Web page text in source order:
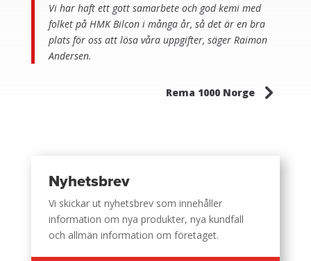
Vi har haft ett gott samarbete och god kemi med
folket på HMK Bilcon i många år, så det är en bra
plats för oss att lösa våra uppgifter, säger Raimon
Andersen.
Rema 1000 Norge 5
Nyhetsbrev
Vi skickar ut nyhetsbrev som innehåller
information om nya produkter, nya kundfall
och allmän information om företaget.